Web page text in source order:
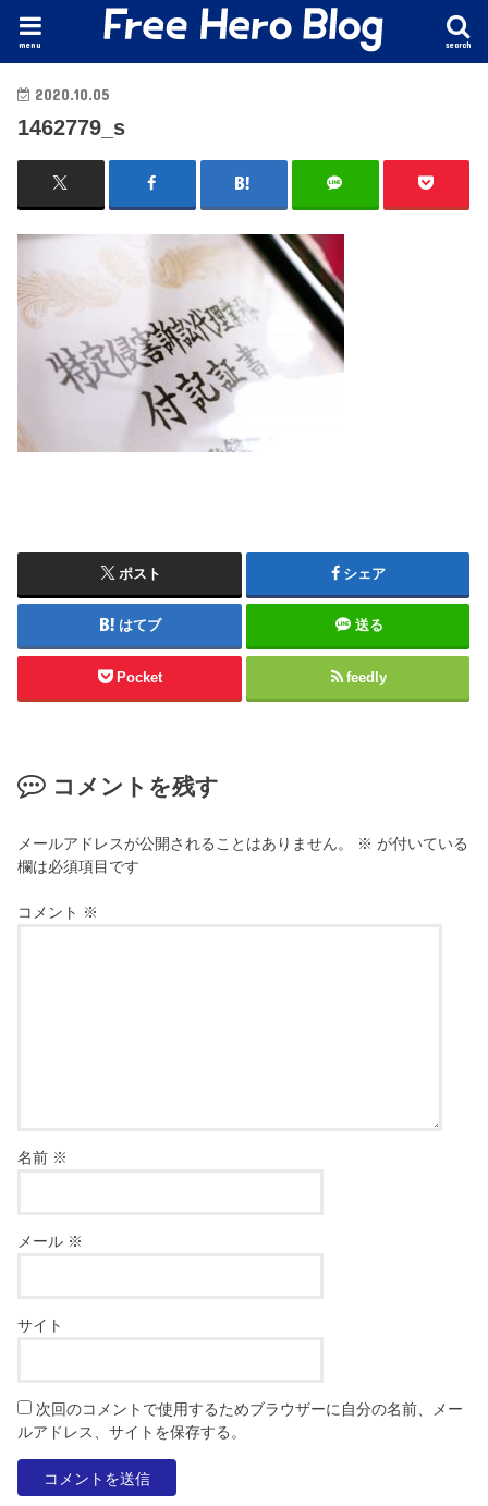
search
menu
2020.10.05
1462779_s
ポスト シェア
はてブ 送る
Pocket feedly
コメントを残す
メールアドレスが公開されることはありません。 ※ が付いている
欄は必須項目です
コメント ※
名前 ※
メール ※
サイト
次回のコメントで使用するためブラウザーに自分の名前、メー
ルアドレス、サイトを保存する。